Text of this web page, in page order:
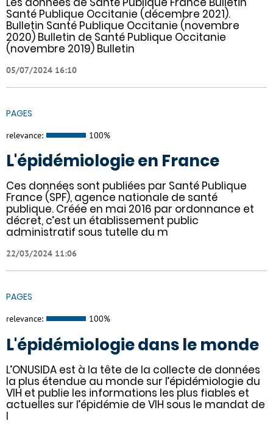
Santé Publique Occitanie (décembre 2021).
Bulletin Santé Publique Occitanie (novembre
2020) Bulletin de Santé Publique Occitanie
(novembre 2019) Bulletin
05/07/2024 16:10
PAGES
relevance: 100%
L'épidémiologie en France
Ces données sont publiées par Santé Publique
France (SPF), agence nationale de santé
publique. Créée en mai 2016 par ordonnance et
décret, c’est un établissement public
administratif sous tutelle du m
22/03/2024 11:06
PAGES
relevance: 100%
L'épidémiologie dans le monde
L’ONUSIDA est à la tête de la collecte de données
la plus étendue au monde sur l’épidémiologie du
VIH et publie les informations les plus fiables et
actuelles sur l’épidémie de VIH sous le mandat de
l